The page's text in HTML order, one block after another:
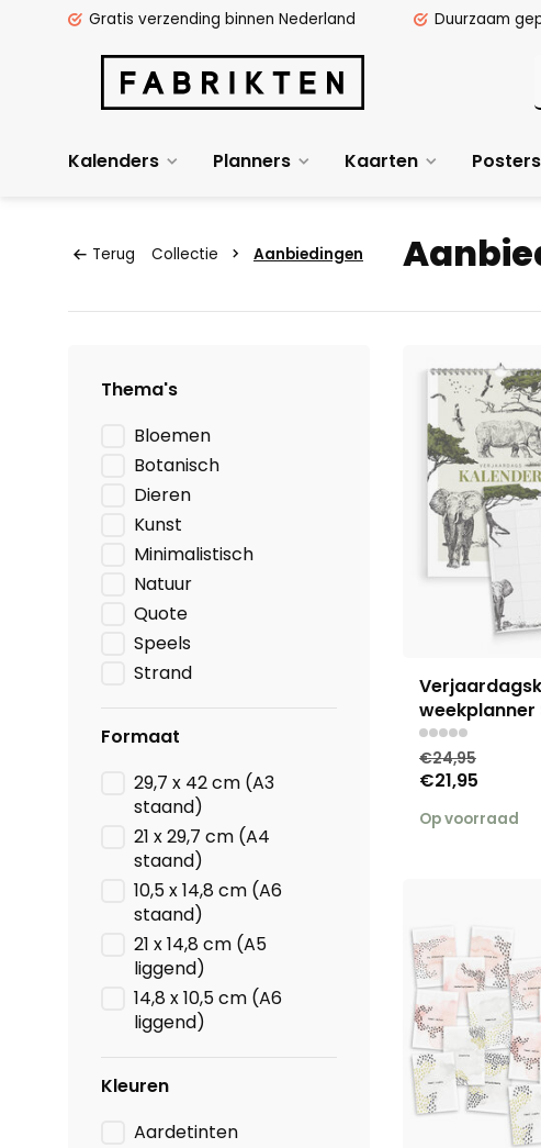
Gratis verzending binnen Nederland Duurzaam
Kalenders Planners Kaarten Posters
Terug Collectie Aanbiedingen
Thema's
Bloemen
Botanisch
Dieren
Kunst
Minimalistisch
Natuur
Quote
Speels
Strand
Formaat
29,7 x 42 cm (A3
staand)
21 x 29,7 cm (A4
staand)
10,5 x 14,8 cm (A6
staand)
21 x 14,8 cm (A5
liggend)
14,8 x 10,5 cm (A6
liggend)
Kleuren
Aardetinten
weekplanner
€24,95
€21,95
Op voorraad